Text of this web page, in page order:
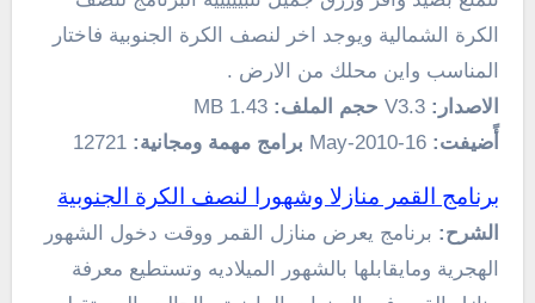
الكرة الشمالية ويوجد اخر لنصف الكرة الجنوبية فاختار
المناسب واين محلك من الارض .
الاصدار:
حجم الملف:
أًضيفت:
برامج مهمة ومجانية:
برنامج القمر منازلا وشهورا لنصف الكرة الجنوبية
الشرح: برنامج يعرض منازل القمر ووقت دخول الشهور
الهجرية ومايقابلها بالشهور الميلاديه وتستطيع معرفة